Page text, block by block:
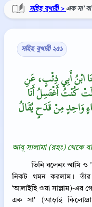
সহিহ বুখারী > এক সা'
সহিহ বুখারী ২৫১
ابْنُ أَبِي ذِئْبٍ، عَنِ
كُنْتُ أَغْتَسِلُ أَنَا
وَاحِدٍ مِنْ قَدَحٍ يُقَالُ
আবূ সালামা (রহঃ) থেকে
তিনি বলেনঃ আমি ও
নিকট গমন করলাম। তাঁর
‘আলাইহি ওয়া সাল্লাম)-এর
এক সা' (আড়াই